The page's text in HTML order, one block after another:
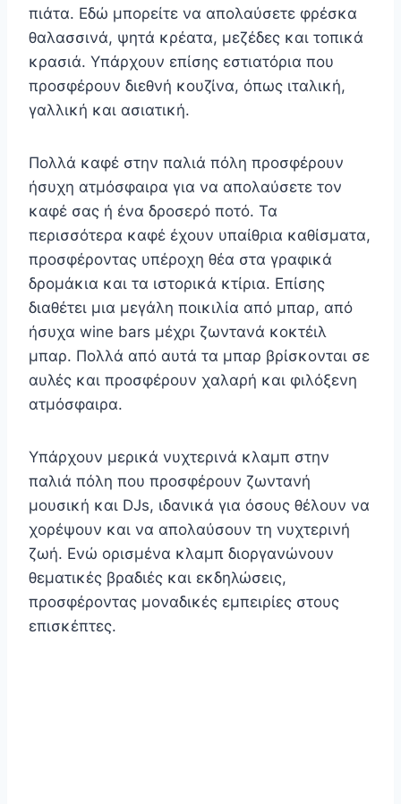
πιάτα. Εδώ μπορείτε να απολαύσετε φρέσκα
θαλασσινά, ψητά κρέατα, μεζέδες και τοπικά
κρασιά. Υπάρχουν επίσης εστιατόρια που
προσφέρουν διεθνή κουζίνα, όπως ιταλική,
γαλλική και ασιατική.
Πολλά καφέ στην παλιά πόλη προσφέρουν
ήσυχη ατμόσφαιρα για να απολαύσετε τον
καφέ σας ή ένα δροσερό ποτό. Τα
περισσότερα καφέ έχουν υπαίθρια καθίσματα,
προσφέροντας υπέροχη θέα στα γραφικά
δρομάκια και τα ιστορικά κτίρια. Επίσης
διαθέτει μια μεγάλη ποικιλία από μπαρ, από
ήσυχα wine bars μέχρι ζωντανά κοκτέιλ
μπαρ. Πολλά από αυτά τα μπαρ βρίσκονται σε
αυλές και προσφέρουν χαλαρή και φιλόξενη
ατμόσφαιρα.
Υπάρχουν μερικά νυχτερινά κλαμπ στην
παλιά πόλη που προσφέρουν ζωντανή
μουσική και DJs, ιδανικά για όσους θέλουν να
χορέψουν και να απολαύσουν τη νυχτερινή
ζωή. Ενώ ορισμένα κλαμπ διοργανώνουν
θεματικές βραδιές και εκδηλώσεις,
προσφέροντας μοναδικές εμπειρίες στους
επισκέπτες.